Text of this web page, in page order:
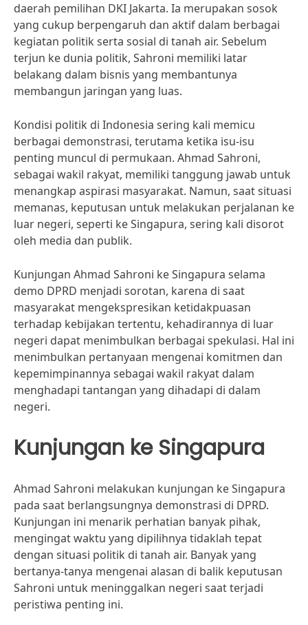
daerah pemilihan DKI Jakarta. Ia merupakan sosok
yang cukup berpengaruh dan aktif dalam berbagai
kegiatan politik serta sosial di tanah air. Sebelum
terjun ke dunia politik, Sahroni memiliki latar
belakang dalam bisnis yang membantunya
membangun jaringan yang luas.
Kondisi politik di Indonesia sering kali memicu
berbagai demonstrasi, terutama ketika isu-isu
penting muncul di permukaan. Ahmad Sahroni,
sebagai wakil rakyat, memiliki tanggung jawab untuk
menangkap aspirasi masyarakat. Namun, saat situasi
memanas, keputusan untuk melakukan perjalanan ke
luar negeri, seperti ke Singapura, sering kali disorot
oleh media dan publik.
Kunjungan Ahmad Sahroni ke Singapura selama
demo DPRD menjadi sorotan, karena di saat
masyarakat mengekspresikan ketidakpuasan
terhadap kebijakan tertentu, kehadirannya di luar
negeri dapat menimbulkan berbagai spekulasi. Hal ini
menimbulkan pertanyaan mengenai komitmen dan
kepemimpinannya sebagai wakil rakyat dalam
menghadapi tantangan yang dihadapi di dalam
negeri.
Kunjungan ke Singapura
Ahmad Sahroni melakukan kunjungan ke Singapura
pada saat berlangsungnya demonstrasi di DPRD.
Kunjungan ini menarik perhatian banyak pihak,
mengingat waktu yang dipilihnya tidaklah tepat
dengan situasi politik di tanah air. Banyak yang
bertanya-tanya mengenai alasan di balik keputusan
Sahroni untuk meninggalkan negeri saat terjadi
peristiwa penting ini.